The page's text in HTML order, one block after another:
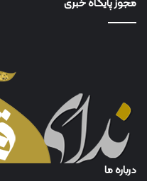
مجوز پایگاه خبری
درباره ما